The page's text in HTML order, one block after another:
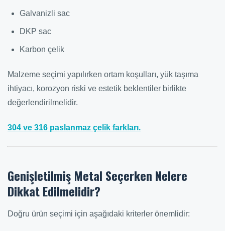
Galvanizli sac
DKP sac
Karbon çelik
Malzeme seçimi yapılırken ortam koşulları, yük taşıma
ihtiyacı, korozyon riski ve estetik beklentiler birlikte
değerlendirilmelidir.
304 ve 316 paslanmaz çelik farkları.
Genişletilmiş Metal Seçerken Nelere
Dikkat Edilmelidir?
Doğru ürün seçimi için aşağıdaki kriterler önemlidir: